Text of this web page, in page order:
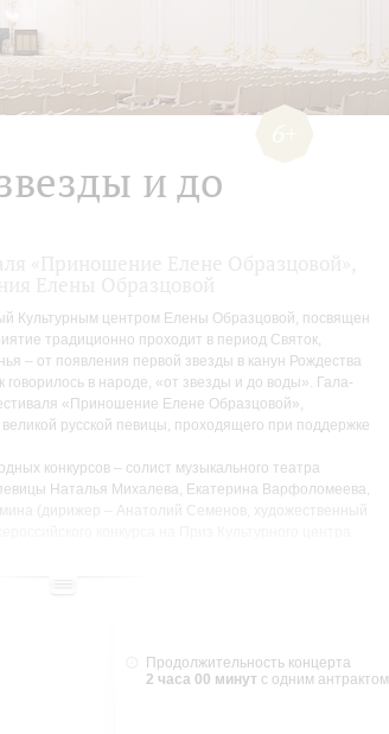
и до
Культурным центром Елены Образцовой, посвящен
традиционно проходит в период Святок,
– от появления первой звезды в канун Рождества
в народе, «от звезды и до воды». Гала-
«Приношение Елене Образцовой»,
русской певицы, проходящего при поддержке
конкурсов – солист музыкального театра
Наталья Михалева, Екатерина Варфоломеева,
(дирижер – Анатолий Семенов, художественный
Глинки, Мусоргского, Гречанинова, Свиридова,
петербургских авторов.
творчества Детской школы
посвященная русским традиционным зимним
Продолжительность концерта
2 часа 00 минут с одним антрактом